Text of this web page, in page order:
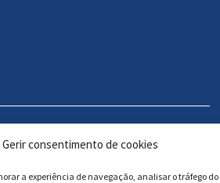
Gerir consentimento de cookies
a experiência de navegação, analisar o tráfego do